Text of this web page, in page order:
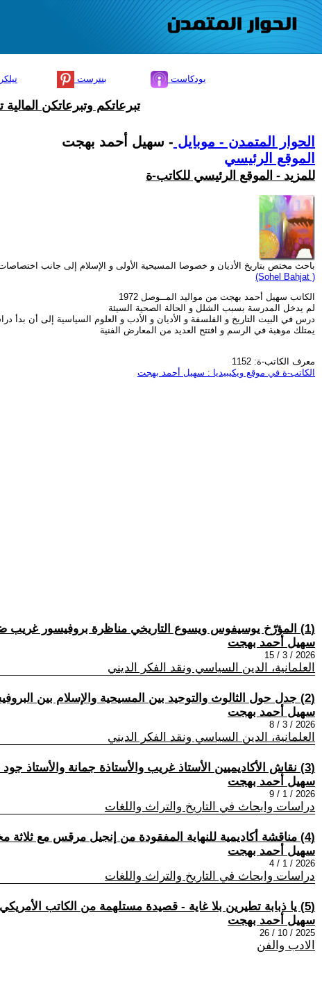
بنترست بودكاست
تبرعاتكم وتبرعاتكن
الحوار المتمدن - موبايل - سهيل أحمد بهجت
الموقع الرئيسي
للمزيد - الموقع الرئيسي للكاتب-ة
باحث مختص بتاريخ الأديان و خصوصا المسيحية الأولى و الإسلام إلى جانب
(Sohel Bahjat )
الكاتب سهيل أحمد بهجت من مواليد المــوصل 1972
لم يدخل المدرسة بسبب الشلل و الحالة الصحية السيئة
درس في البيت التاريخ و الفلسفة و الأديان و الأدب و العلوم السياسية إلى أن بدأ دراساته
يمتلك موهبة في الرسم و افتتح العديد من المعارض الفنية
معرف الكاتب-ة: 1152
الكاتب-ة في موقع ويكيبيديا : سهيل أحمد بهجت
(1) المؤرّخ يوسيفوس ويسوع التاريخي مناظرة بروفيسور غريب ضد بروفيسور جاد
سهيل أحمد بهجت
2026 / 3 / 15
العلمانية، الدين السياسي ونقد الفكر الديني
(2) جدل حول الثالوث والتوحيد بين المسيحية والإسلام بين البروفيسور غريب والبروفيسور جاد
سهيل أحمد بهجت
2026 / 3 / 8
العلمانية، الدين السياسي ونقد الفكر الديني
(3) نقاش الأكاديميين الأستاذ غريب والأستاذة جمانة والأستاذ جود حول البحث الّذي كتبته عن مولد النبي محمّد
سهيل أحمد بهجت
2026 / 1 / 9
دراسات وابحاث في التاريخ والتراث واللغات
(4) مناقشة أكاديمية للنهاية المفقودة من إنجيل مرقس مع ثلاثة مختصّين: الأستاذ غريب والأستاذة جمانة وأخيرا الأستاذ جاد.
سهيل أحمد بهجت
2026 / 1 / 4
دراسات وابحاث في التاريخ والتراث واللغات
(5) يا ذبابة تطيرين بلا غاية - قصيدة مستلهمة من الكاتب الأمريكي مارك تواين
سهيل أحمد بهجت
2025 / 10 / 26
الادب والفن